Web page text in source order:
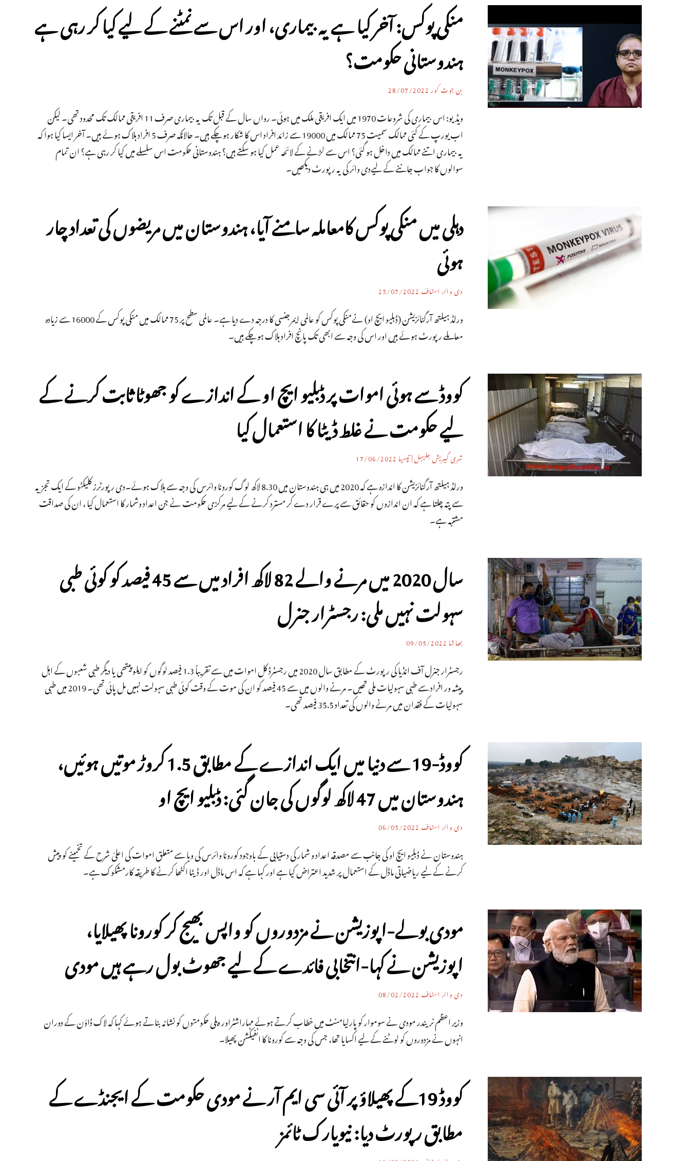
منکی پوکس: آخر کیا ہے یہ بیماری، اور اس سے نمٹنے کے لیے کیا کر رہی ہے
ہندوستانی حکومت؟
بن جوت کور28/07/2022
ویڈیو: اس بیماری کی شروعات 1970 میں ایک افریقی ملک میں ہوئی۔ رواں سال کے قبل تک یہ بیماری صرف 11 افریقی ممالک تک محدود تھی۔ لیکن
اب یورپ کے کئی ممالک سمیت 75 ممالک میں 19000 سے زائد افراد اس کا شکار ہو چکے ہیں۔ حالانکہ صرف 5 افراد ہلاک ہوئے ہیں۔ آخر ایسا کیا ہوا کہ
یہ بیماری اتنے ممالک میں داخل ہو گئی؟ اس سے لڑنے کے لائحہ عمل کیا ہو سکتے ہیں؟ ہندوستانی حکومت اس سلسلے میں کیا کر رہی ہے؟ ان تمام
سوالوں کا جواب جاننے کے لیےدی وائر کی یہ رپورٹ دیکھیں۔
دہلی میں منکی پوکس کامعاملہ سامنے آیا، ہندوستان میں مریضوں کی تعداد چار
ہوئی
دی وائر اسٹاف25/07/2022
ورلڈ ہیلتھ آرگنائزیشن (ڈبلیو ایچ او) نےمنکی پوکس کو عالمی ایمرجنسی کا درجہ دے دیا ہے۔ عالمی سطح پر 75 ممالک میں منکی پوکس کے 16000 سے زیادہ
معاملے رپورٹ ہوئے ہیں اور اس کی وجہ سے ابھی تک پانچ افراد ہلاک ہو چکے ہیں۔
کووڈ سے ہوئی اموات پر ڈبلیو ایچ او کے اندازے کو جھوٹا ثابت کرنے کے
لیے حکومت نے غلط ڈیٹا کا استعمال کیا
شری گیریش جلیہل | تپسیا17/06/2022
ورلڈ ہیلتھ آرگنائزیشن کا اندازہ ہے کہ 2020 میں ہی ہندوستان میں 8.30 لاکھ لوگ کورونا وائرس کی وجہ سے ہلاک ہوئے۔دی رپورٹرز کلیکٹو کے ایک تجزیہ
سے پتہ چلتا ہے کہ ان اندازوں کو حقائق سے پرے قرار دے کر مسترد کرنے کے لیے مرکزی حکومت نے جن اعداد وشمار کا استعمال کیا ، ان کی صداقت
مشتبہ ہے۔
سال 2020 میں مرنے والے 82 لاکھ افراد میں سے 45 فیصد کو کوئی طبی
سہولت نہیں ملی: رجسٹرار جنرل
بھاشا09/05/2022
رجسٹرار جنرل آف انڈیا کی رپورٹ کے مطابق سال 2020 میں رجسٹرڈ کل اموات میں سے تقریباً 1.3 فیصد لوگوں کو ایلوپیتھی یا دیگر طبی شعبوں کے اہل
پیشہ ور افراد سے طبی سہولیات ملی تھیں۔ مرنے والوں میں سے 45 فیصد کو ان کی موت کے وقت کوئی طبی سہولت نہیں مل پائی تھی۔ 2019 میں طبی
سہولیات کے فقدان میں مرنے والوں کی تعداد 35.5 فیصد تھی۔
کووڈ-19 سے دنیا میں ایک اندازے کے مطابق 1.5 کروڑ موتیں ہوئیں،
ہندوستان میں 47 لاکھ لوگوں کی جان گئی: ڈبلیو ایچ او
دی وائر اسٹاف06/05/2022
ہندوستان نے ڈبلیو ایچ او کی جانب سے مصدقہ اعداد و شمار کی دستیابی کے باوجود کورونا وائرس کی وبا سے متعلق اموات کی اعلیٰ شرح کے تخمینے کو پیش
کرنے کے لیے ریاضیاتی ماڈل کے استعمال پر شدید اعتراض کیا ہے اور کہا ہے کہ اس ماڈل اور ڈیٹا اکٹھا کرنے کا طریقہ کارمشکوک ہے۔
مودی بولے-اپوزیشن نے مزدوروں کو واپس بھیج کر کورونا پھیلایا،
اپوزیشن نے کہا-انتخابی فائدے کے لیے جھوٹ بول رہے ہیں مودی
دی وائر اسٹاف08/02/2022
وزیر اعظم نریندر مودی نے سوموار کو پارلیامنٹ میں خطاب کرتے ہوئے مہاراشٹراور دہلی حکومتوں کو نشانہ بناتے ہوئے کہا کہ لاک ڈاؤن کے دوران
انہوں نے مزدوروں کو لوٹنے کے لیے اکسایا تھا، جس کی وجہ سے کورونا کا انفیکشن پھیلا۔
کووڈ 19کے پھیلاؤ پر آئی سی ایم آر نے مودی حکومت کے ایجنڈے کے
مطابق رپورٹ دیا: نیویارک ٹائمز